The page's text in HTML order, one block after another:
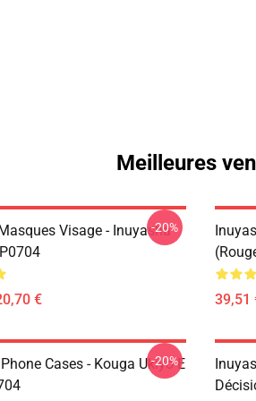
Meilleures
Visage - Inuyasha
€
-20%
39,51
Cases - Kouga Ukiyo-E
-20%